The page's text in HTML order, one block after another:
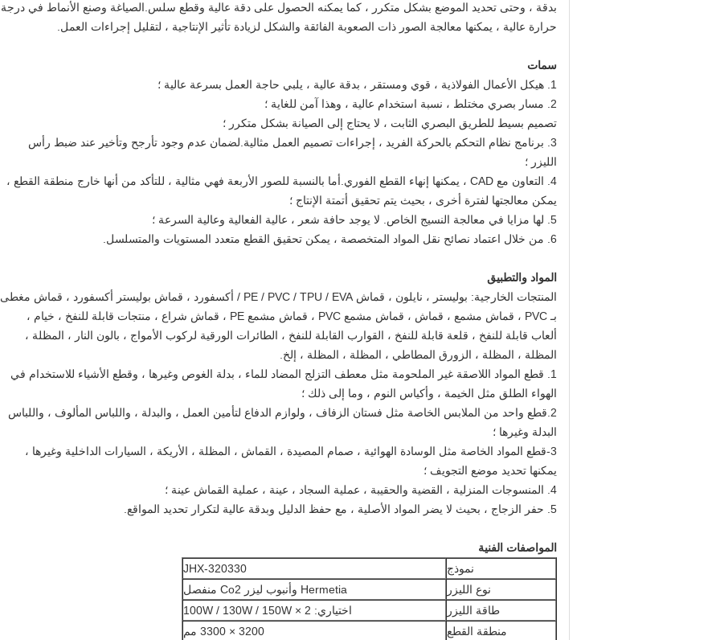
بدقة ، وحتى تحديد الموضع بشكل متكرر ، كما يمكنه الحصول على دقة عالية وقطع سلس.الصياغة وصنع الأنماط في درجة
حرارة عالية ، يمكنها معالجة الصور ذات الصعوبة الفائقة والشكل لزيادة تأثير الإنتاجية ، لتقليل إجراءات العمل.
سمات
1. هيكل الأعمال الفولاذية ، قوي ومستقر ، بدقة عالية ، يلبي حاجة العمل بسرعة عالية ؛
2. مسار بصري مختلط ، نسبة استخدام عالية ، وهذا آمن للغاية ؛
تصميم بسيط للطريق البصري الثابت ، لا يحتاج إلى الصيانة بشكل متكرر ؛
3. برنامج نظام التحكم بالحركة الفريد ، إجراءات تصميم العمل مثالية.لضمان عدم وجود تأرجح وتأخير عند ضبط رأس
الليزر ؛
4. التعاون مع CAD ، يمكنها إنهاء القطع الفوري.أما بالنسبة للصور الأربعة فهي مثالية ، للتأكد من أنها خارج منطقة القطع ،
يمكن معالجتها لفترة أخرى ، بحيث يتم تحقيق أتمتة الإنتاج ؛
5. لها مزايا في معالجة النسيج الخاص. لا يوجد حافة شعر ، عالية الفعالية وعالية السرعة ؛
6. من خلال اعتماد نصائح نقل المواد المتخصصة ، يمكن تحقيق القطع متعدد المستويات والمتسلسل.
المواد والتطبيق
المنتجات الخارجية: بوليستر ، نايلون ، قماش PE / PVC / TPU / EVA / أكسفورد ، قماش بوليستر أكسفورد ، قماش مغطى
بـ PVC ، قماش مشمع ، قماش ، قماش مشمع PVC ، قماش مشمع PE ، قماش شراع ، منتجات قابلة للنفخ ، خيام ،
ألعاب قابلة للنفخ ، قلعة قابلة للنفخ ، القوارب القابلة للنفخ ، الطائرات الورقية لركوب الأمواج ، بالون النار ، المظلة ،
المظلة ، المظلة ، الزورق المطاطي ، المظلة ، المظلة ، إلخ.
1. قطع المواد اللاصقة غير الملحومة مثل معطف التزلج المضاد للماء ، بدلة الغوص وغيرها ، وقطع الأشياء للاستخدام في
الهواء الطلق مثل الخيمة ، وأكياس النوم ، وما إلى ذلك ؛
2.قطع واحد من الملابس الخاصة مثل فستان الزفاف ، ولوازم الدفاع لتأمين العمل ، والبدلة ، واللباس المألوف ، واللباس
البدلة وغيرها ؛
3-قطع المواد الخاصة مثل الوسادة الهوائية ، صمام المصيدة ، القماش ، المظلة ، الأريكة ، السيارات الداخلية وغيرها ،
يمكنها تحديد موضع التجويف ؛
4. المنسوجات المنزلية ، القضية والحقيبة ، عملية السجاد ، عينة ، عملية القماش عينة ؛
5. حفر الزجاج ، بحيث لا يضر المواد الأصلية ، مع حفظ الدليل وبدقة عالية لتكرار تحديد المواقع.
المواصفات الفنية
نموذج
JHX-320330
نوع الليزر
Hermetia وأنبوب ليزر Co2 منفصل
طاقة الليزر
اختياري: 100W / 130W / 150W × 2
منطقة القطع
3200 × 3300 مم